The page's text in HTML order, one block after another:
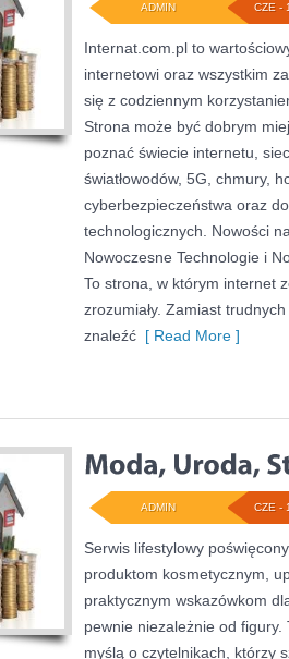
CZE -
ADMIN
Internat.com.pl to
internetowi oraz wszystkim
się z codziennym
Strona może być dobrym
poznać świecie internetu,
światłowodów, 5G, chmury,
cyberbezpieczeństwa oraz
technologicznych. Nowości
Nowoczesne Technologie i
To strona, w którym internet
zrozumiały. Zamiast
znaleźć [ Read More ]
CZE -
ADMIN
Serwis lifestylowy
produktom kosmetycznym,
praktycznym wskazówkom
pewnie niezależnie od figury.
myślą o czytelnikach, którzy